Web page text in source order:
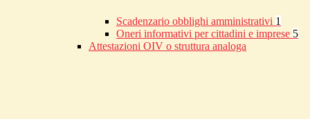
Scadenzario obblighi amministrativi 1
Oneri informativi per cittadini e imprese 5
Attestazioni OIV o struttura analoga